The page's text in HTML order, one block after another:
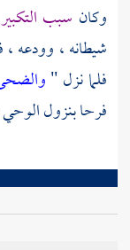
وكان سبب
شيطانه ، وودعه
فلما نزل "
فرحا بنزول